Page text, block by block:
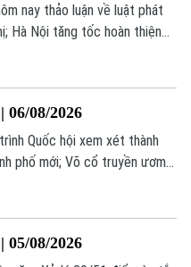
nay thảo luận về luật phát
Hà Nội tăng tốc hoàn thiện
chương trình hôm nay.
08/2026
Quốc hội xem xét thành
phố mới; Võ cổ truyền ươm
chú ý trong chương trình
08/2026